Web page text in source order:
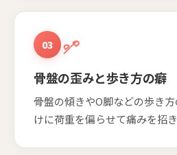
03
骨盤の歪みと歩き方の癖
骨盤の傾きやO脚などの歩き
けに荷重を偏らせて痛みを招き